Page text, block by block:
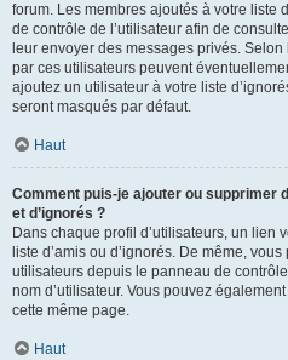
forum. Les membres ajoutés à votre liste
de contrôle de l’utilisateur afin de
leur envoyer des messages privés.
par ces utilisateurs peuvent
ajoutez un utilisateur à votre liste
seront masqués par défaut.
Haut
Comment puis-je ajouter ou supprimer
et d’ignorés ?
Dans chaque profil d’utilisateurs, un lien
liste d’amis ou d’ignorés. De même,
utilisateurs depuis le panneau de
nom d’utilisateur. Vous pouvez
cette même page.
Haut